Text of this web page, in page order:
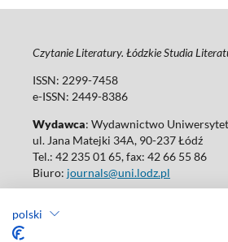
polski
Czytanie Literatury. Łódzkie Studia
ISSN: 2299-7458
e-ISSN: 2449-8386
Wydawca: Wydawnictwo
ul. Jana Matejki 34A, 90-237 Łódź
Tel.: 42 235 01 65, fax: 42 66 55 86
Biuro: journals@uni.lodz.pl
W sprawie prenumeraty wydań